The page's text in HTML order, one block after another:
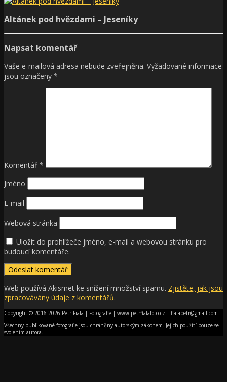
Altánek pod hvězdami – Jeseníky
Napsat komentář
Vaše e-mailová adresa nebude zveřejněna. Vyžadované informace
jsou označeny *
Komentář *
Jméno
E-mail
Webová stránka
Uložit do prohlížeče jméno, e-mail a webovou stránku pro
budoucí komentáře.
Web používá Akismet ke snížení množství spamu. Zjistěte, jak jsou
zpracovávány údaje z komentářů.
Copyright © 2016-2026 Petr Fiala | Fotografie | www.petrfialafoto.cz | fialapetr@gmail.com
Všechny publikované fotografie jsou chráněny autorským zákonem. Jejich použití pouze se
svolením autora.